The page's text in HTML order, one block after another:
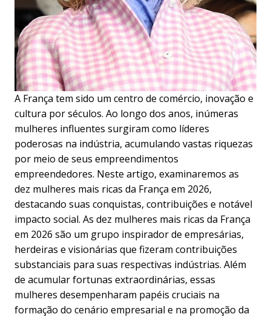
A França tem sido um centro de comércio, inovação e
cultura por séculos. Ao longo dos anos, inúmeras
mulheres influentes surgiram como líderes
poderosas na indústria, acumulando vastas riquezas
por meio de seus empreendimentos
empreendedores. Neste artigo, examinaremos as
dez mulheres mais ricas da França em 2026,
destacando suas conquistas, contribuições e notável
impacto social. As dez mulheres mais ricas da França
em 2026 são um grupo inspirador de empresárias,
herdeiras e visionárias que fizeram contribuições
substanciais para suas respectivas indústrias. Além
de acumular fortunas extraordinárias, essas
mulheres desempenharam papéis cruciais na
formação do cenário empresarial e na promoção da